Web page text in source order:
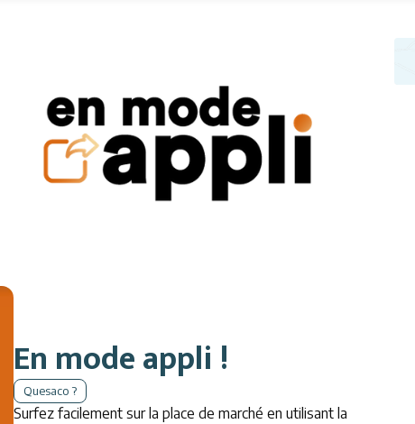
En mode appli !
Quesaco ?
Surfez facilement sur la place de marché en utilisant la